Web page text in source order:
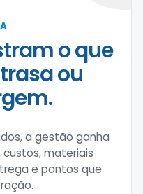
o que
ou
a gestão ganha
materiais
e pontos que